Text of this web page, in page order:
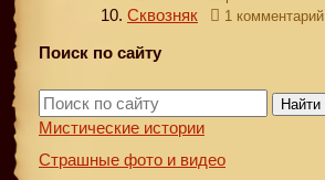
Сквозняк 1 комментарий
Поиск по сайту
Найти
Мистические истории
Страшные фото и видео